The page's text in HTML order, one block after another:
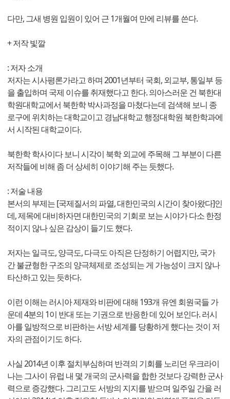
다만, 그새 병원 입원이 있어 근 1개월여 만에 리뷰를 쓴다.
+ 저작 빛깔
: 저자 소개
저자는 시사평론가라고 하며 2001년부터 국회, 외교부, 통일부 등
을 출입하며 국제 이슈를 취재했다고 한다. 의아스러운 건 북한대
학원대학교에서 북한학 박사과정을 마쳤다는데 검색해 보니 종
로구에 위치하는 대학교이고 경남대학교 행정대학원 북한학과에
서 시작된 대학교이다.
북한학 학사이다 보니 시각이 북학 외교에 주목해 그 부분이 다른
저작들에 비해 좀 더 상세히 이야기해 주는 듯했다.
: 저술 내용
본서의 부제는 [국제질서의 파열, 대한민국의 시간이 찾아왔다]인
데, 제목에 대비하자면 대한민국의 기회로 보는 시야가 다소 한정
적이지 않나 싶은 감상이 들기도 했다.
저자는 일극도, 양극도, 다극도 아직은 단정하기 어렵지만, 국가
간 불균형한 구조의 양극체제로 조성되는 게 가능성이 크지 않나
타산하고 있는 듯하다.
이런 이해는 러시아 제재와 비판에 대해 193개 유엔 회원국들 가
운데 4분의 1이 반대 또는 기권으로 반응한 데 있어 보인다. 러시
아를 일방적으로 비판하는 서방 세계를 당황하게 했다는 것이 저
자의 관점이기도 하다.
사실 2014년 이후 절치부심하며 반격의 기회를 노리던 우크라이
나는 그사이 유럽 내 몇 개국의 군사력을 합한 것보다 강력한 군사
력으로 증강했다. 그리고도 서방의 지지를 받으며 일주일 간을 러